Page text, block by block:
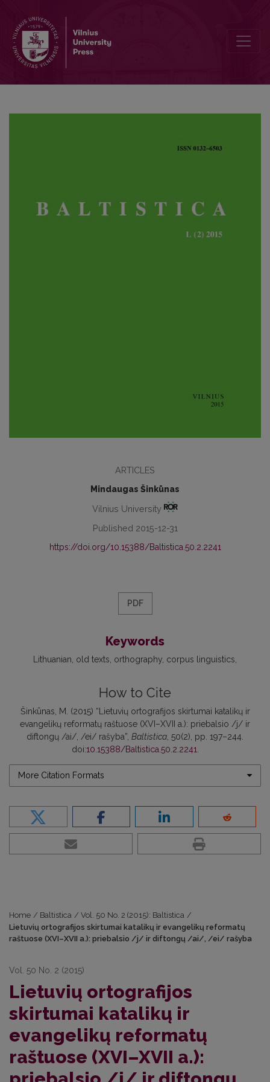
ARTICLES
Mindaugas Šinkūnas
Vilnius University
Published 2015-12-31
https://doi.org/10.15388/Baltistica.50.2.2241
PDF
Keywords
Lithuanian old texts orthography corpus linguistics
How to Cite
Šinkūnas, M. (2015) “Lietuvių ortografijos skirtumai katalikų ir
evangelikų reformatų raštuose (XVI–XVII a.): priebalsio /j/ ir
diftongų /ai/, /ei/ rašyba”, Baltistica , 50(2), pp. 197–244.
doi:10.15388/Baltistica.50.2.2241
More Citation Formats
Home / Baltistica / Vol. 50 No. 2 (2015): Baltistica /
Lietuvių ortografijos skirtumai katalikų ir evangelikų reformatų
raštuose (XVI–XVII a.): priebalsio /j/ ir diftongų /ai/, /ei/ rašyba
Vol. 50 No. 2 (2015)
Lietuvių ortografijos
skirtumai katalikų ir
evangelikų reformatų
raštuose (XVI–XVII a.):